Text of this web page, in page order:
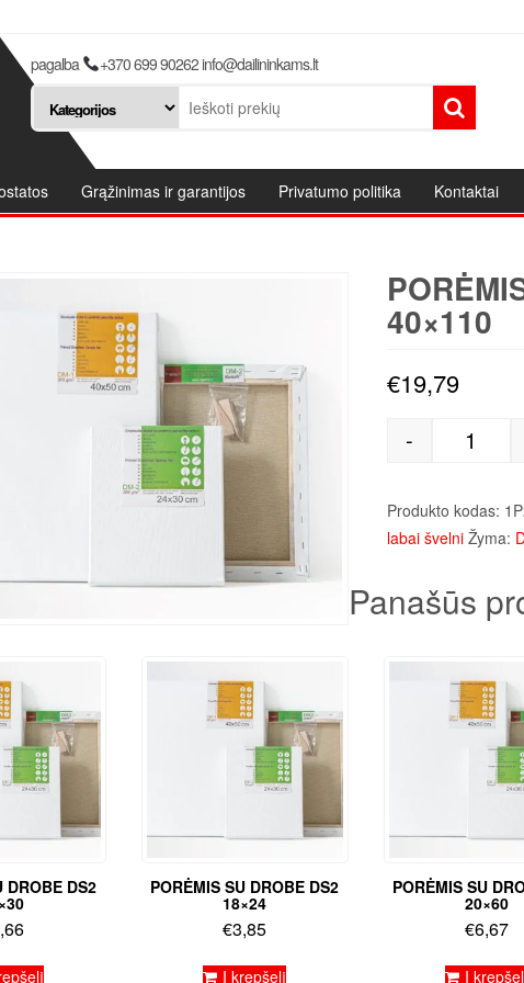
pagalba +370 699 90262 info@dailininkams.lt
Grąžinimas ir garantijos Privatumo politika Kontaktai
40×110
€19,79
-
Produkto kodas:
labai švelni Žyma:
Panašūs
DROBE DS2 PORĖMIS SU DROBE DS2
18×24
€3,85
Į krepšelį
PORĖMIS SU
20×60
€6,67
Į